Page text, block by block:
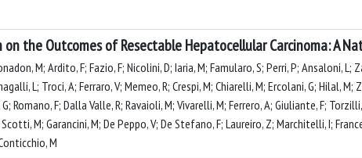
the Outcomes of Resectable Hepatocellular Carcinoma: A
M; Ardito, F; Fazio, F; Nicolini, D; Iaria, M; Famularo, S; Perri, P; Ansaloni, L;
L; Troci, A; Ferraro, V; Memeo, R; Crespi, M; Chiarelli, M; Ercolani, G; Hilal, M;
Romano, F; Dalla Valle, R; Ravaioli, M; Vivarelli, M; Ferrero, A; Giuliante, F;
M; Garancini, M; De Peppo, V; De Stefano, F; Laureiro, Z; Marchitelli, I;
M